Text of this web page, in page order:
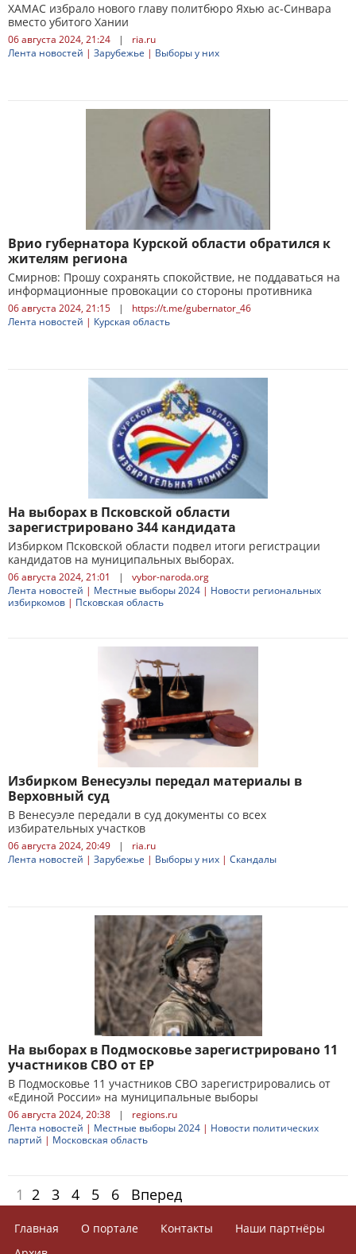
ХАМАС избрало нового главу политбюро Яхью ас-Синвара
вместо убитого Хании
06 августа 2024, 21:24 |
ria.ru
Лента новостей | Зарубежье | Выборы у них
Врио губернатора Курской области обратился к
жителям региона
Смирнов: Прошу сохранять спокойствие, не поддаваться на
информационные провокации со стороны противника
06 августа 2024, 21:15 |
https://t.me/gubernator_46
Лента новостей | Курская область
На выборах в Псковской области
зарегистрировано 344 кандидата
Избирком Псковской области подвел итоги регистрации
кандидатов на муниципальных выборах.
06 августа 2024, 21:01 |
vybor-naroda.org
Лента новостей | Местные выборы 2024 | Новости региональных
избиркомов | Псковская область
Избирком Венесуэлы передал материалы в
Верховный суд
В Венесуэле передали в суд документы со всех
избирательных участков
06 августа 2024, 20:49 |
ria.ru
Лента новостей | Зарубежье | Выборы у них | Скандалы
На выборах в Подмосковье зарегистрировано 11
участников СВО от ЕР
В Подмосковье 11 участников СВО зарегистрировались от
«Единой России» на муниципальные выборы
06 августа 2024, 20:38 |
regions.ru
Лента новостей | Местные выборы 2024 | Новости политических
партий | Московская область
1 2 3 4 5 6 Вперед
Главная О портале Контакты
Наши партнёры